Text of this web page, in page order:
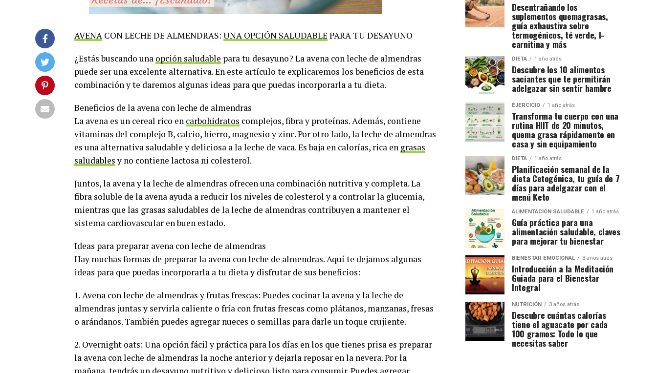
AVENA CON LECHE DE ALMENDRAS: UNA OPCIÓN SALUDABLE PARA TU DESAYUNO
¿Estás buscando una opción saludable para tu desayuno? La avena con leche de almendras
puede ser una excelente alternativa. En este artículo te explicaremos los beneficios de esta
combinación y te daremos algunas ideas para que puedas incorporarla a tu dieta.
Beneficios de la avena con leche de almendras
La avena es un cereal rico en carbohidratos complejos, fibra y proteínas. Además, contiene
vitaminas del complejo B, calcio, hierro, magnesio y zinc. Por otro lado, la leche de almendras
es una alternativa saludable y deliciosa a la leche de vaca. Es baja en calorías, rica en grasas
saludablesy no contiene lactosa ni colesterol.
Juntos, la avena y la leche de almendras ofrecen una combinación nutritiva y completa. La
fibra soluble de la avena ayuda a reducir los niveles de colesterol y a controlar la glucemia,
mientras que las grasas saludables de la leche de almendras contribuyen a mantener el
sistema cardiovascular en buen estado.
Ideas para preparar avena con leche de almendras
Hay muchas formas de preparar la avena con leche de almendras. Aquí te dejamos algunas
ideas para que puedas incorporarla a tu dieta y disfrutar de sus beneficios:
1. Avena con leche de almendras y frutas frescas: Puedes cocinar la avena y la leche de
almendras juntas y servirla caliente o fría con frutas frescas como plátanos, manzanas, fresas
o arándanos. También puedes agregar nueces o semillas para darle un toque crujiente.
2. Overnight oats: Una opción fácil y práctica para los días en los que tienes prisa es preparar
la avena con leche de almendras la noche anterior y dejarla reposar en la nevera. Por la
Desentrañando los
suplementos quemagrasas,
guía exhaustiva sobre
termogénicos, té verde, l-
carnitina y más
DIETA 1 año atrás
Descubre los 10 alimentos
saciantes que te permitirán
adelgazar sin sentir hambre
EJERCICIO 1 año atrás
Transforma tu cuerpo con una
rutina HIIT de 20 minutos,
quema grasa rápidamente en
casa y sin equipamiento
DIETA 1 año atrás
Planificación semanal de la
dieta Cetogénica, tu guía de 7
días para adelgazar con el
menú Keto
ALIMENTACIÓN SALUDABLE 1 año atrás
Guía práctica para una
alimentación saludable, claves
para mejorar tu bienestar
BIENESTAR EMOCIONAL 3 años atrás
Introducción a la Meditación
Guiada para el Bienestar
Integral
NUTRICIÓN 3 años atrás
Descubre cuántas calorías
tiene el aguacate por cada
100 gramos: Todo lo que
necesitas saber